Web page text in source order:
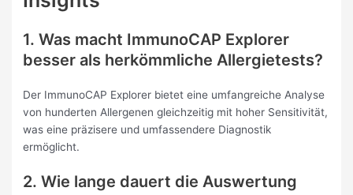
1. Was macht ImmunoCAP Explorer
besser als herkömmliche Allergietests?
Der ImmunoCAP Explorer bietet eine umfangreiche Analyse
von hunderten Allergenen gleichzeitig mit hoher Sensitivität,
was eine präzisere und umfassendere Diagnostik
ermöglicht.
2. Wie lange dauert die Auswertung